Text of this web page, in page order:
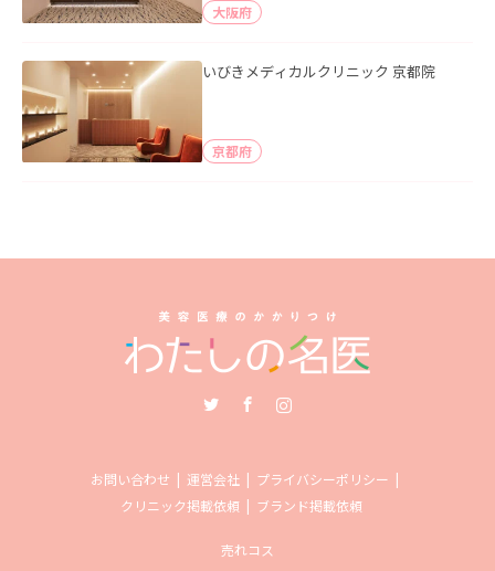
大阪府
いびきメディカルクリニック 京都院
京都府
お問い合わせ 運営会社
プライバシーポリシー
クリニック掲載依頼
ブランド掲載依頼
売れコス